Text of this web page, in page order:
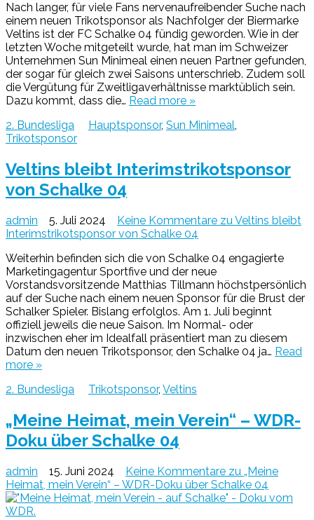
Nach langer, für viele Fans nervenaufreibender Suche nach
einem neuen Trikotsponsor als Nachfolger der Biermarke
Veltins ist der FC Schalke 04 fündig geworden. Wie in der
letzten Woche mitgeteilt wurde, hat man im Schweizer
Unternehmen Sun Minimeal einen neuen Partner gefunden,
der sogar für gleich zwei Saisons unterschrieb. Zudem soll
die Vergütung für Zweitligaverhältnisse marktüblich sein.
Dazu kommt, dass die… Read more »
2. Bundesliga
Hauptsponsor, Sun Minimeal,
Trikotsponsor
Veltins bleibt Interimstrikotsponsor
von Schalke 04
admin 5. Juli 2024 Keine Kommentare zu Veltins bleibt
Interimstrikotsponsor von Schalke 04
Weiterhin befinden sich die von Schalke 04 engagierte
Marketingagentur Sportfive und der neue
Vorstandsvorsitzende Matthias Tillmann höchstpersönlich
auf der Suche nach einem neuen Sponsor für die Brust der
Schalker Spieler. Bislang erfolglos. Am 1. Juli beginnt
offiziell jeweils die neue Saison. Im Normal- oder
inzwischen eher im Idealfall präsentiert man zu diesem
Datum den neuen Trikotsponsor, den Schalke 04 ja… Read
more »
2. Bundesliga
Trikotsponsor, Veltins
„Meine Heimat, mein Verein“ – WDR-
Doku über Schalke 04
admin 15. Juni 2024 Keine Kommentare zu „Meine
Heimat, mein Verein“ – WDR-Doku über Schalke 04